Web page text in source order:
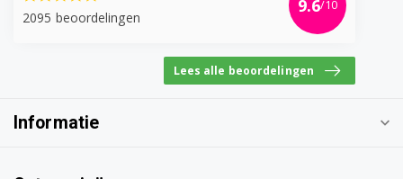
2095 beoordelingen
9.6/10
Lees alle beoordelingen
Informatie